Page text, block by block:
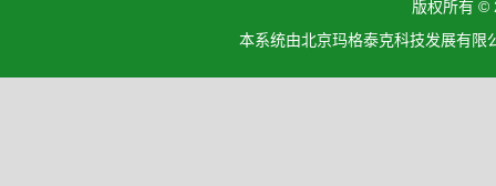
版权所有 ©
本系统由北京玛格泰克科技发展有